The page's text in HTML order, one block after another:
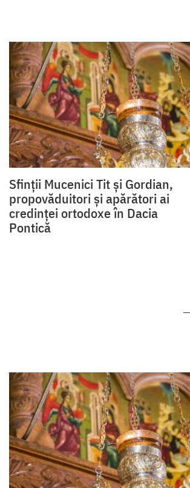
Sfinții Mucenici Tit și Gordian,
propovăduitori și apărători ai
credinței ortodoxe în Dacia
Pontică